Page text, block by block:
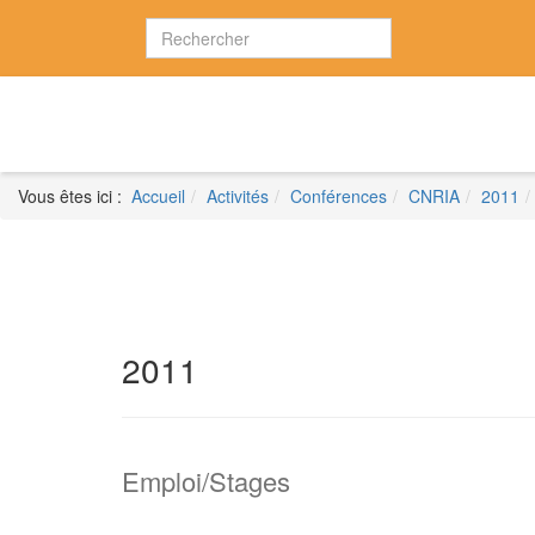
Vous êtes ici : Accueil Activités Conférences CNRIA 2011
2011
Emploi/Stages